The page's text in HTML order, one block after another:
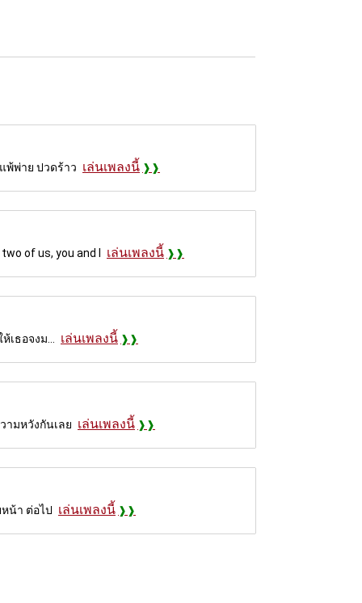
พ้พ่าย ปวดร้าว เล่นเพลงนี้
of us, you and I เล่นเพลงนี้
ธอจงม... เล่นเพลงนี้
ามหวังกันเลย เล่นเพลงนี้
น้า ต่อไป เล่นเพลงนี้